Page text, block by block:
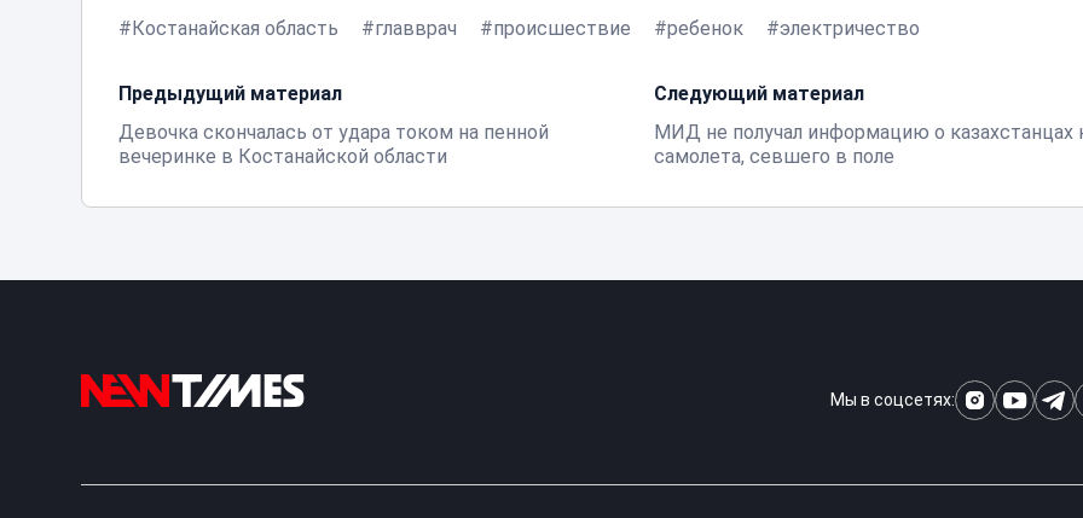
Костанайская область
главврач происшествие ребенок электричество
Предыдущий материал
Девочка скончалась от удара током на пенной
вечеринке в Костанайской области
Следующий материал
МИД не получал информацию о казахстанцах
самолета, севшего в поле
Мы в соцсетях: